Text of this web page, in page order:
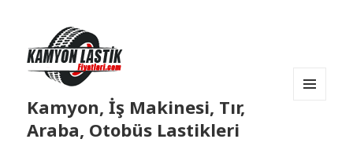
Kamyon, İş Makinesi, Tır,
Araba, Otobüs Lastikleri